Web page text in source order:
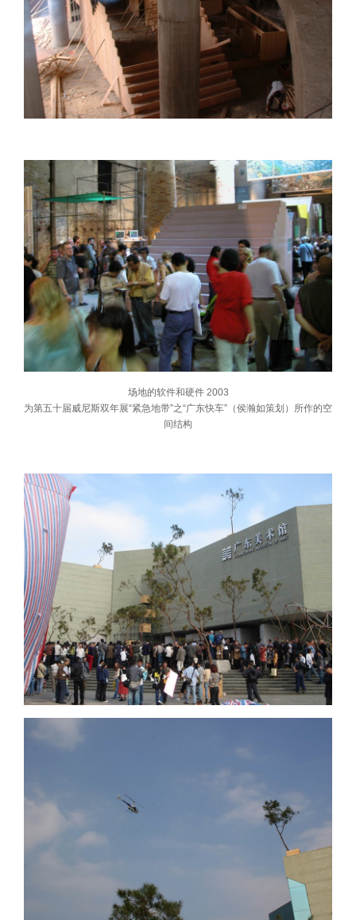
场地的软件和硬件 2003
为第五十届威尼斯双年展“紧急地带”之“广东快车”（侯瀚如策划）所作的空
间结构